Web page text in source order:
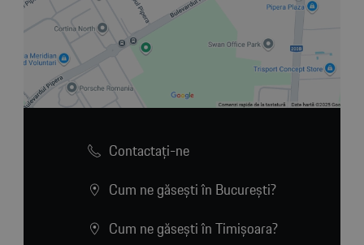
Contactaţi-ne
Cum ne găsești în București?
Cum ne găsești în Timișoara?